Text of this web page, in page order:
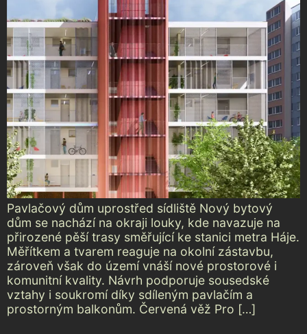
Pavlačový dům uprostřed sídliště Nový bytový
dům se nachází na okraji louky, kde navazuje na
přirozené pěší trasy směřující ke stanici metra Háje.
Měřítkem a tvarem reaguje na okolní zástavbu,
zároveň však do území vnáší nové prostorové i
komunitní kvality. Návrh podporuje sousedské
vztahy i soukromí díky sdíleným pavlačím a
prostorným balkonům. Červená věž Pro […]